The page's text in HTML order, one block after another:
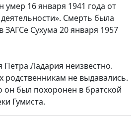
умер 16 января 1941 года от
Смерть была
ЗАГСе Сухума 20 января 1957
Ладария неизвестно.
родственникам не выдавались.
был похоронен в братской
Гумиста.